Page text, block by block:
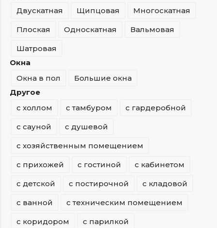
Двускатная
Щипцовая Многоскатная
Плоская Односкатная Вальмовая
Шатровая
Окна
Окна в пол
Большие окна
Другое
с холлом
с тамбуром с гардеробной
с сауной с душевой
с хозяйственным помещением
с прихожей с гостиной с кабинетом
с детской с постирочной с кладовой
с ванной с техническим помещением
с коридором с парилкой